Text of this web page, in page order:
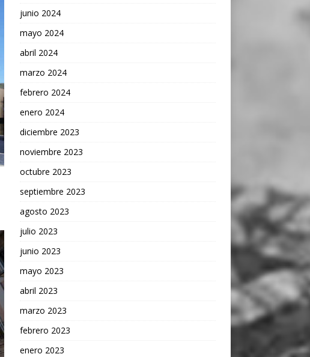
junio 2024
mayo 2024
abril 2024
marzo 2024
febrero 2024
enero 2024
diciembre 2023
noviembre 2023
octubre 2023
septiembre 2023
agosto 2023
julio 2023
junio 2023
mayo 2023
abril 2023
marzo 2023
febrero 2023
enero 2023